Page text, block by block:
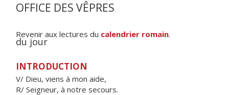
OFFICE DES VÊPRES
Revenir aux lectures du calendrier romain.
du jour
INTRODUCTION
V/ Dieu, viens à mon aide,
R/ Seigneur, à notre secours.